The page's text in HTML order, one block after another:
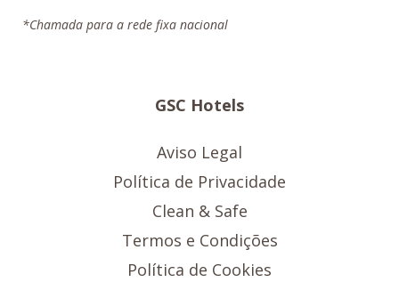
*Chamada para a rede fixa nacional
GSC Hotels
Aviso Legal
Política de Privacidade
Clean & Safe
Termos e Condições
Política de Cookies